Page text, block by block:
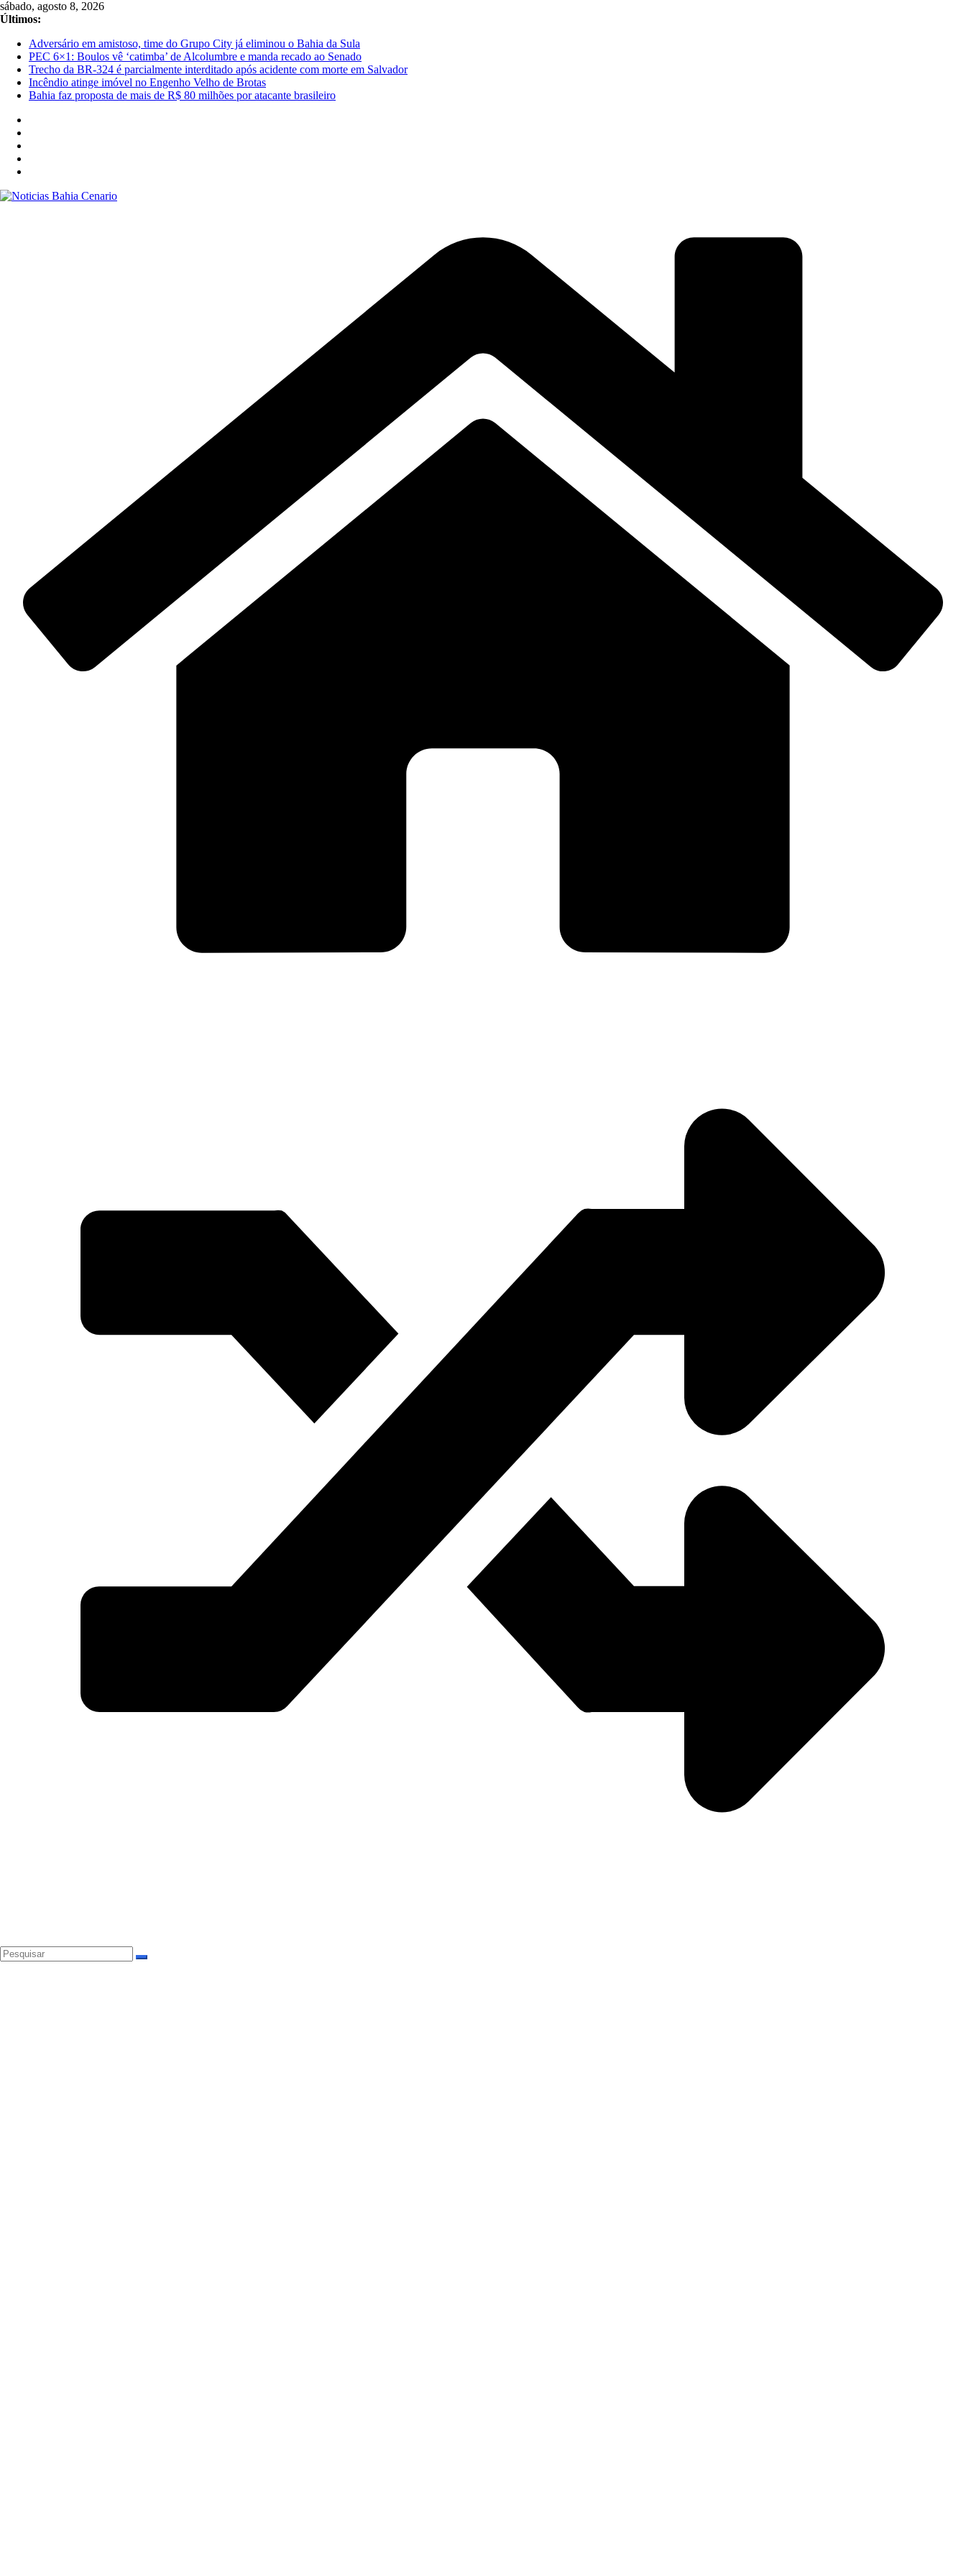
Pular
para
conteúdo
sábado, agosto 8, 2026
Últimos:
Adversário em amistoso, time do Grupo City já eliminou o Bahia da Sula
PEC 6×1: Boulos vê ‘catimba’ de Alcolumbre e manda recado ao Senado
Trecho da BR-324 é parcialmente interditado após acidente com morte em Salvador
Incêndio atinge imóvel no Engenho Velho de Brotas
Bahia faz proposta de mais de R$ 80 milhões por atacante brasileiro